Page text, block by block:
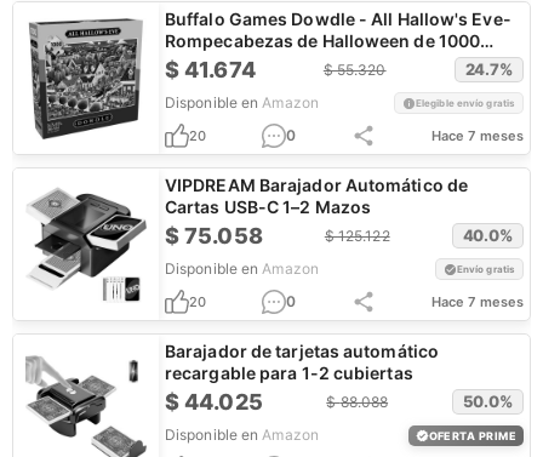
Buffalo Games Dowdle - All Hallow's Eve-
Rompecabezas de Halloween de 1000
piezas - Rompecabezas festivo para
adultos
$41.674 $55.320 24.7%
Disponible en Amazon Elegible envío gratis
20 0 Hace 7 meses
VIPDREAM Barajador Automático de
Cartas USB-C 1–2 Mazos
$75.058 $125.122 40.0%
Disponible en Amazon Envío gratis
20 0 Hace 7 meses
Barajador de tarjetas automático
recargable para 1-2 cubiertas
$44.025 $88.088 50.0%
Disponible en Amazon OFERTA PRIME